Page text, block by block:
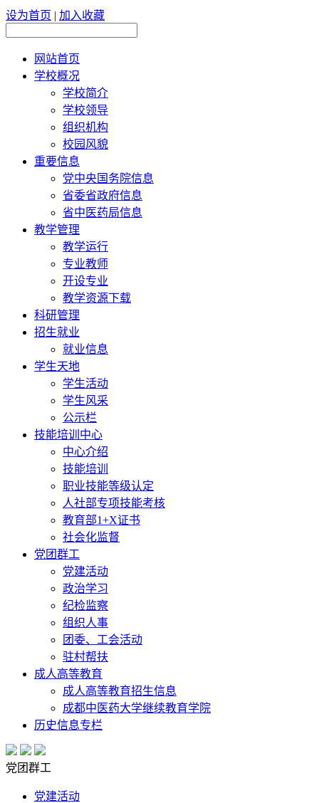
设为首页 | 加入收藏
网站首页
学校概况
学校简介
学校领导
组织机构
校园风貌
重要信息
党中央国务院信息
省委省政府信息
省中医药局信息
教学管理
教学运行
专业教师
开设专业
教学资源下载
科研管理
招生就业
就业信息
学生天地
学生活动
学生风采
公示栏
技能培训中心
中心介绍
技能培训
职业技能等级认定
人社部专项技能考核
教育部1+X证书
社会化监督
党团群工
党建活动
政治学习
纪检监察
组织人事
团委、工会活动
驻村帮扶
成人高等教育
成人高等教育招生信息
成都中医药大学继续教育学院
历史信息专栏
党团群工
党建活动